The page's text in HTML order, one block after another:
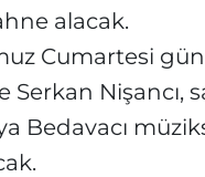
alacak.
Cumartesi
Serkan Nişancı,
Bedavacı